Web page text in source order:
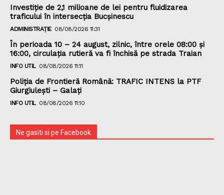
Investiție de 2,1 milioane de lei pentru fluidizarea
traficului în intersecția Bucșinescu
ADMINISTRAȚIE 08/08/2026 11:31
În perioada 10 – 24 august, zilnic, între orele 08:00 și
16:00, circulația rutieră va fi închisă pe strada Traian
INFO UTIL 08/08/2026 11:11
Poliţia de Frontieră Română: TRAFIC INTENS la PTF
Giurgiulești – Galați
INFO UTIL 08/08/2026 11:10
Ne gasiti si pe Facebook